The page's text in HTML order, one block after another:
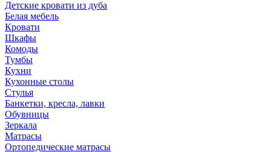
Детские кровати из дуба
Белая мебель
Кровати
Шкафы
Комоды
Тумбы
Кухни
Кухонные столы
Стулья
Банкетки, кресла, лавки
Обувницы
Зеркала
Матрасы
Ортопедические матрасы